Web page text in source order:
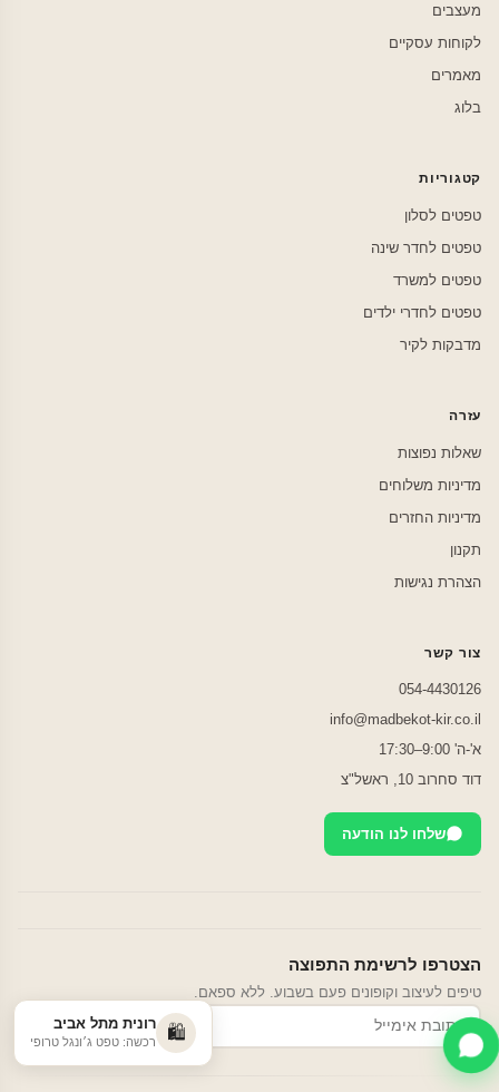
מעצבים
לקוחות עסקיים
מאמרים
בלוג
קטגוריות
טפטים לסלון
טפטים לחדר שינה
טפטים למשרד
טפטים לחדרי ילדים
מדבקות לקיר
עזרה
שאלות נפוצות
מדיניות משלוחים
מדיניות החזרים
תקנון
הצהרת נגישות
צור קשר
054-4430126
info@madbekot-kir.co.il
א'-ה' 9:00–17:30
דוד סחרוב 10, ראשל"צ
שלחו לנו הודעה
הצטרפו לרשימת התפוצה
טיפים לעיצוב וקופונים פעם בשבוע. ללא ספאם.
הרשמה 🛍️ רונית מתל אביב
רכשה: טפט ג׳ונגל טרופי